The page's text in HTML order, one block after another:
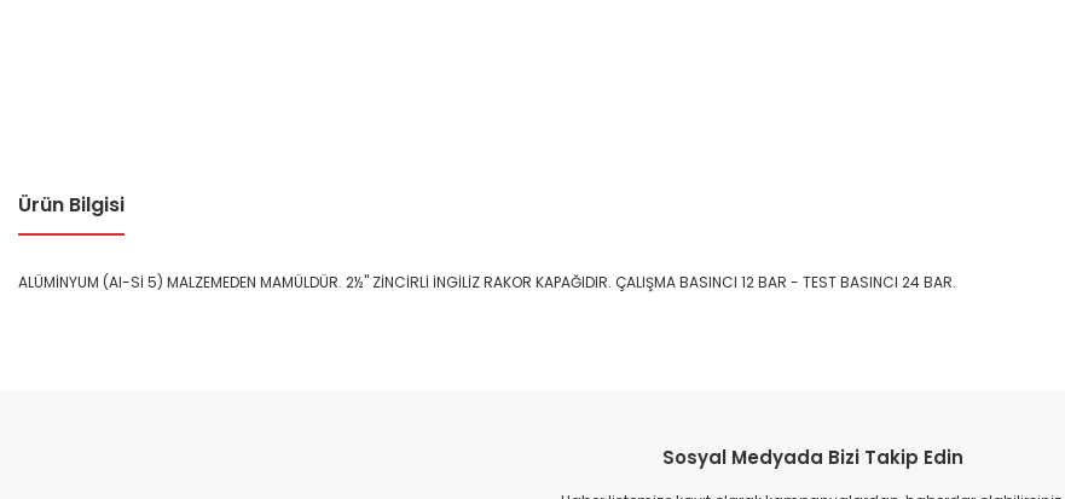
Ürün Bilgisi
ALÜMİNYUM (Al-Sİ 5) MALZEMEDEN MAMÜLDÜR. 2½" ZİNCİRLİ İNGİLİZ RAKOR KAPAĞIDIR. ÇALIŞMA BASINCI 12 BAR - TEST BASINCI 24 BAR.
Sosyal Medyada Bizi Takip Edin